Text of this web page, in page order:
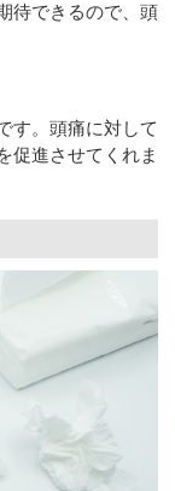
待できるので、頭
す。頭痛に対して
促進させてくれま